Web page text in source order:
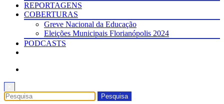
REPORTAGENS
COBERTURAS
Greve Nacional da Educação
Eleições Municipais Florianópolis 2024
PODCASTS